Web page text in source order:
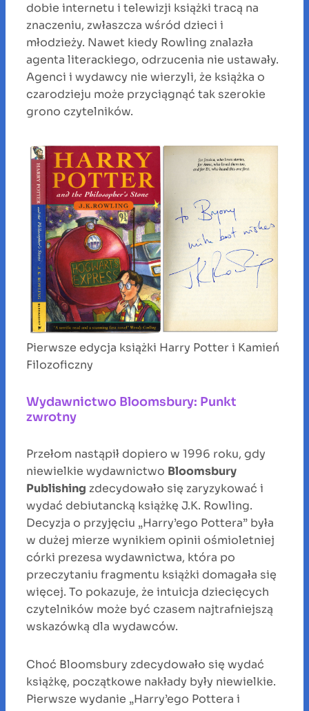
dobie internetu i telewizji książki tracą na
znaczeniu, zwłaszcza wśród dzieci i
młodzieży. Nawet kiedy Rowling znalazła
agenta literackiego, odrzucenia nie ustawały.
Agenci i wydawcy nie wierzyli, że książka o
czarodzieju może przyciągnąć tak szerokie
grono czytelników.
Pierwsze edycja książki Harry Potter i Kamień
Filozoficzny
Wydawnictwo Bloomsbury: Punkt
zwrotny
Przełom nastąpił dopiero w 1996 roku, gdy
niewielkie wydawnictwo Bloomsbury
Publishing zdecydowało się zaryzykować i
wydać debiutancką książkę J.K. Rowling.
Decyzja o przyjęciu „Harry’ego Pottera” była
w dużej mierze wynikiem opinii ośmioletniej
córki prezesa wydawnictwa, która po
przeczytaniu fragmentu książki domagała się
więcej. To pokazuje, że intuicja dziecięcych
czytelników może być czasem najtrafniejszą
wskazówką dla wydawców.
Choć Bloomsbury zdecydowało się wydać
książkę, początkowe nakłady były niewielkie.
Pierwsze wydanie „Harry’ego Pottera i